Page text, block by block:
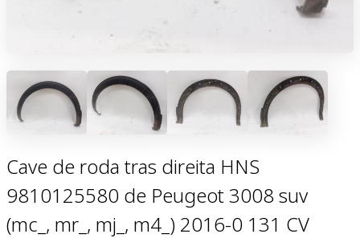
Cave de roda tras direita HNS
9810125580 de Peugeot 3008 suv
(mc_, mr_, mj_, m4_) 2016-0 131 CV